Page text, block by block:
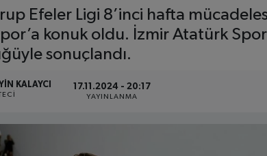
Efeler Ligi 8’inci hafta
konuk oldu. İzmir Atatürk
sonuçlandı.
KALAYCI 17.11.2024 - 20:17
YAYINLANMA